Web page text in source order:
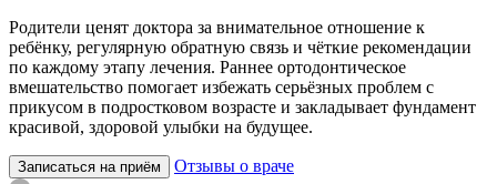
Родители ценят доктора за внимательное отношение к
ребёнку, регулярную обратную связь и чёткие рекомендации
по каждому этапу лечения. Раннее ортодонтическое
вмешательство помогает избежать серьёзных проблем с
прикусом в подростковом возрасте и закладывает фундамент
красивой, здоровой улыбки на будущее.
Записаться на приём Отзывы о враче